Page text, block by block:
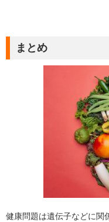
まとめ
健康問題は遺伝子などに関